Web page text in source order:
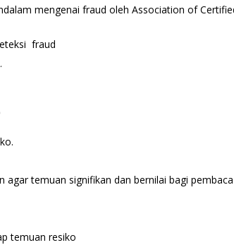
mengenai fraud oleh Association of
fraud
agar temuan signifikan dan bernilai bagi
temuan resiko